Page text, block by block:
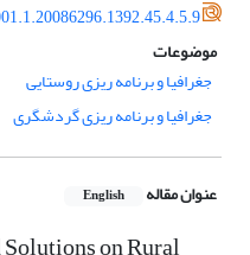
موضوعات
جغرافیا و برنامه ریزی روستایی
جغرافیا و برنامه ریزی گردشگری
عنوان مقاله English